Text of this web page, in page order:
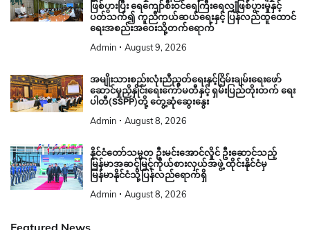
နိုင်ငံတော်သမ္မတ ဦးမင်းအောင်လှိုင် ဦးဆောင်သည့်
မြန်မာအဆင့်မြင့်ကိုယ်စားလှယ်အဖွဲ့ ထိုင်းနိုင်ငံမှ
မြန်မာနိုင်ငံသို့ပြန်လည်ရောက်ရှိ
Admin August 8, 2026
Featured News
ကျောင်းသား၊ ကျောင်းသူများနှင့် ဆရာ၊ ဆရာမများ
သွားရောက်လေ့လာ
Admin August 9, 2026
ပြည်ထောင်စုသမ္မတမြန်မာနိုင်ငံတော် နိုင်ငံတော်သမ္မတ